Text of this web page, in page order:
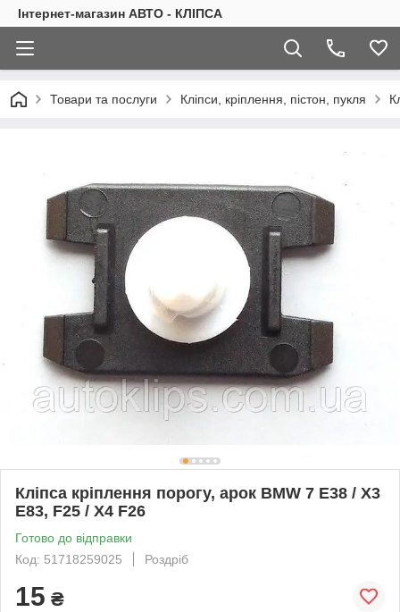
Інтернет-магазин АВТО - КЛІПСА
Товари та послуги Кліпси, кріплення, пістон, пукля
Кліпса кріплення порогу, арок BMW 7 E38 / X3
E83, F25 / X4 F26
Готово до відправки
Код: 51718259025
Роздріб
15 ₴